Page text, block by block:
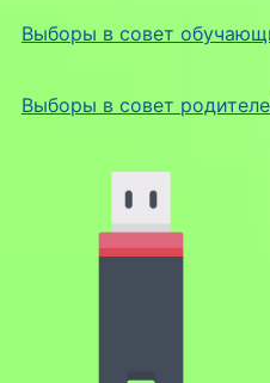
Выборы в совет
Выборы в совет